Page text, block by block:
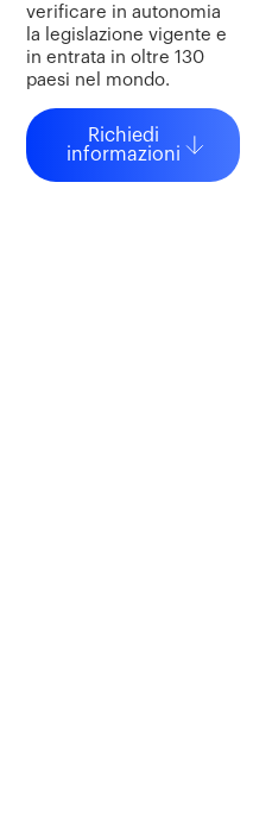
verificare in autonomia
la legislazione vigente e
in entrata in oltre 130
paesi nel mondo.
Richiedi
informazioni